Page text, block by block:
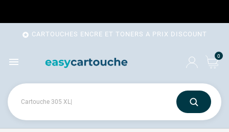
 CARTOUCHES ENCRE ET TONERS A PRIX DISCOUNT
 0